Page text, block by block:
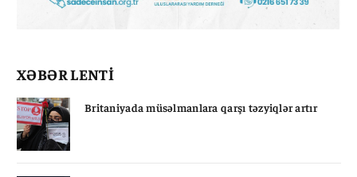
XƏBƏR LENTİ
Britaniyada müsəlmanlara qarşı təzyiqlər artır